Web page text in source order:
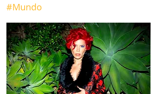
#Mundo